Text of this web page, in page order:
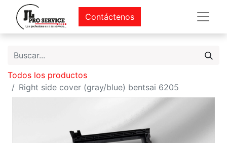
Contáctenos
Todos los productos
Right side cover (gray/blue) bentsai 6205